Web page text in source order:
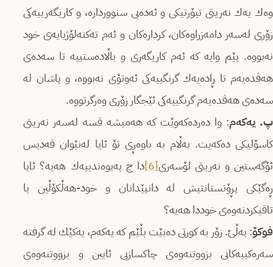
وه‌ك یه‌ك نه‌ریتی تیۆرتیكی و ئه‌ده‌بی سنوورداره‌، و كاریگه‌رییه‌كی
زۆری له‌سه‌ر دامه‌زراوه‌كان، كرداره‌كان و ئه‌م ته‌كنه‌لۆژیایه‌ی خود
نه‌بووه‌. پێم وایه‌ كه‌ ئه‌م كاریگه‌ری و باڵاده‌ستییه‌ تا سه‌ده‌ی
هه‌ڤده‌یه‌م تا ڕاده‌یه‌ك گرنگییه‌كی ئه‌وتۆی نه‌بووه،‌ و پاشان له‌
سه‌ده‌ی هه‌ڤده‌یه‌م گرنگییه‌كی ئێجگار زۆری وه‌رگرتووه‌.
پ. یه‌كه‌م: وا ده‌رده‌كه‌وێت كه‌ هه‌میشه‌ قسه‌ له‌سه‌ر نه‌ریتی
كاسۆلیكی ده‌كه‌یت. به‌ڵام به‌ باوه‌ڕی تۆ ئایا له‌نێوان قه‌دیس
ئۆگه‌ستین و نه‌ریتی لۆسه‌ری[6]
دا چ په‌یوه‌ندییه‌ك هه‌یه‌؟ ئایا
ڕه‌گێكی پڕۆتستانتیش له‌ دانپێدانان و خود-هه‌ڵكۆڵین یا
تاقیكردنه‌وه‌ی خوددا هه‌یه‌؟
فوكۆ: به‌ڵێ. زۆر به‌ كورتی ده‌بێت بڵێم كه‌ یه‌كه‌م، یه‌كێك له‌ گرفته‌
سه‌ره‌كییه‌كانی بزووتنه‌وه‌ی چاكسازیی ئایین و بزووتنه‌وه‌ی